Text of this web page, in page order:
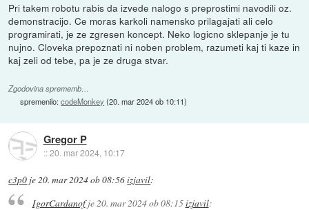
Pri takem robotu rabis da izvede nalogo s preprostimi navodili oz.
demonstracijo. Ce moras karkoli namensko prilagajati ali celo
programirati, je ze zgresen koncept. Neko logicno sklepanje je tu
nujno. Cloveka prepoznati ni noben problem, razumeti kaj ti kaze in
kaj zeli od tebe, pa je ze druga stvar.
Zgodovina sprememb…
spremenilo:codeMonkey (20. mar 2024 ob 10:11)
Gregor P
::20. mar 2024, 10:17
c3p0 je20. mar 2024 ob 08:56izjavil:
IgorCardanofje20. mar 2024 ob 08:15izjavil: